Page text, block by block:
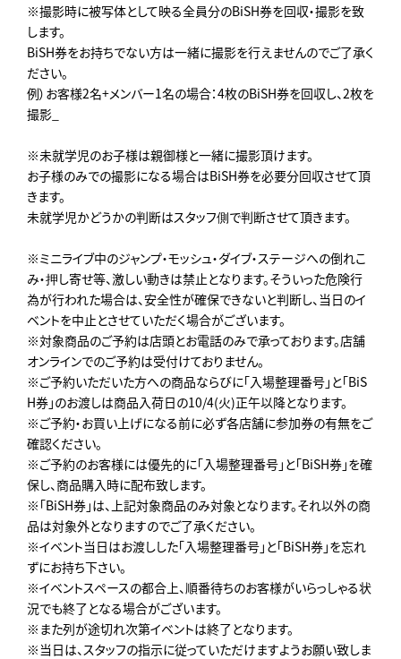
※撮影時に被写体として映る全員分のBiSH券を回収・撮影を致
します。
BiSH券をお持ちでない方は一緒に撮影を行えませんのでご了承く
ださい。
例）お客様2名+メンバー1名の場合：4枚のBiSH券を回収し、2枚を
撮影_
※未就学児のお子様は親御様と一緒に撮影頂けます。
お子様のみでの撮影になる場合はBiSH券を必要分回収させて頂
きます。
未就学児かどうかの判断はスタッフ側で判断させて頂きます。
※ミニライブ中のジャンプ・モッシュ・ダイブ・ステージへの倒れこ
み・押し寄せ等、激しい動きは禁止となります。そういった危険行
為が行われた場合は、安全性が確保できないと判断し、当日のイ
ベントを中止とさせていただく場合がございます。
※対象商品のご予約は店頭とお電話のみで承っております。店舗
オンラインでのご予約は受付けておりません。
※ご予約いただいた方への商品ならびに「入場整理番号」と「BiS
H券」のお渡しは商品入荷日の10/4(火)正午以降となります。
※ご予約・お買い上げになる前に必ず各店舗に参加券の有無をご
確認ください。
※ご予約のお客様には優先的に「入場整理番号」と「BiSH券」を確
保し、商品購入時に配布致します。
※「BiSH券」は、上記対象商品のみ対象となります。それ以外の商
品は対象外となりますのでご了承ください。
※イベント当日はお渡しした「入場整理番号」と「BiSH券」を忘れ
ずにお持ち下さい。
※イベントスペースの都合上、順番待ちのお客様がいらっしゃる状
況でも終了となる場合がございます。
※また列が途切れ次第イベントは終了となります。
※当日は、スタッフの指示に従っていただけますようお願い致しま